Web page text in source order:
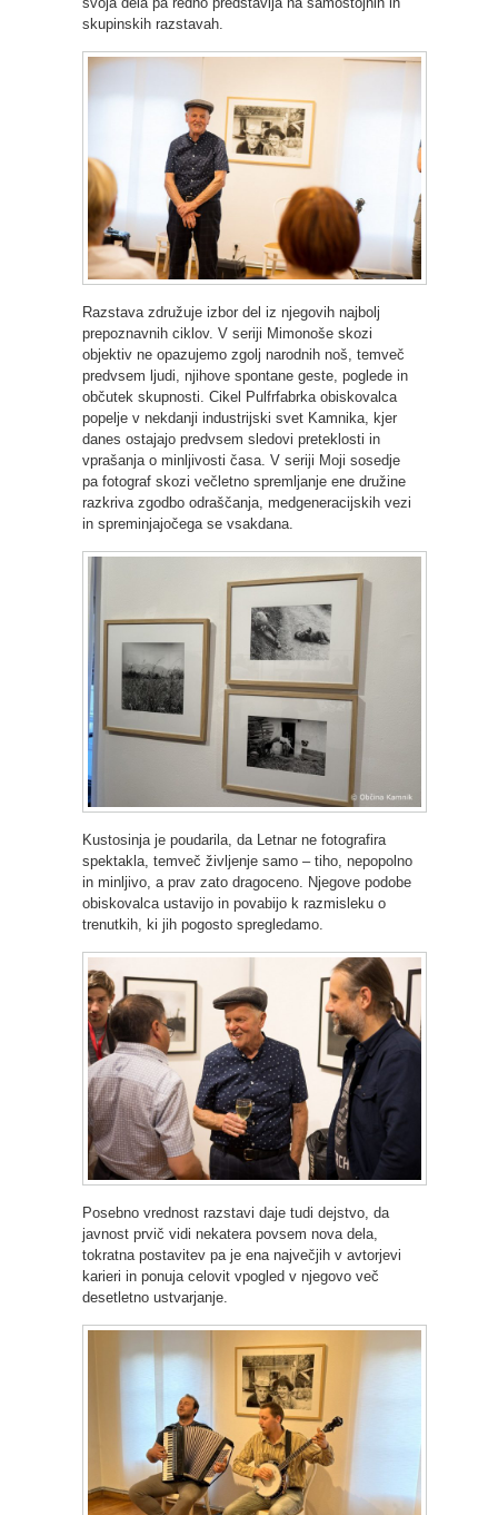
skupinskih razstavah.
Razstava združuje izbor del iz njegovih najbolj
prepoznavnih ciklov. V seriji Mimonoše skozi
objektiv ne opazujemo zgolj narodnih noš, temveč
predvsem ljudi, njihove spontane geste, poglede in
občutek skupnosti. Cikel Pulfrfabrka obiskovalca
popelje v nekdanji industrijski svet Kamnika, kjer
danes ostajajo predvsem sledovi preteklosti in
vprašanja o minljivosti časa. V seriji Moji sosedje
pa fotograf skozi večletno spremljanje ene družine
razkriva zgodbo odraščanja, medgeneracijskih vezi
in spreminjajočega se vsakdana.
Kustosinja je poudarila, da Letnar ne fotografira
spektakla, temveč življenje samo – tiho, nepopolno
in minljivo, a prav zato dragoceno. Njegove podobe
obiskovalca ustavijo in povabijo k razmisleku o
trenutkih, ki jih pogosto spregledamo.
Posebno vrednost razstavi daje tudi dejstvo, da
javnost prvič vidi nekatera povsem nova dela,
tokratna postavitev pa je ena največjih v avtorjevi
karieri in ponuja celovit vpogled v njegovo več
desetletno ustvarjanje.